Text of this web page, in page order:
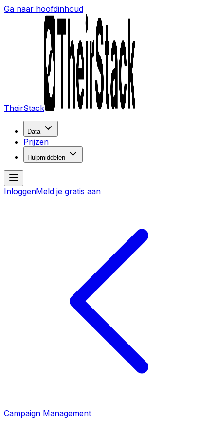
Ga naar hoofdinhoud
TheirStack
Data
Prijzen
Hulpmiddelen
InloggenMeld je gratis aan
Campaign Management